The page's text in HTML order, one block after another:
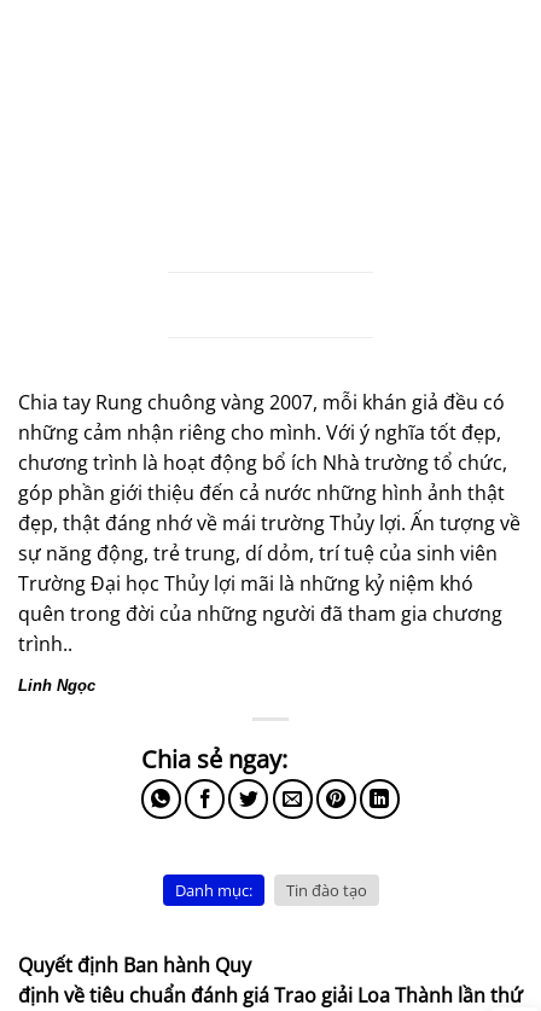
Chia tay Rung chuông vàng 2007, mỗi khán giả đều có
những cảm nhận riêng cho mình. Với ý nghĩa tốt đẹp,
chương trình là hoạt động bổ ích Nhà trường tổ chức,
góp phần giới thiệu đến cả nước những hình ảnh thật
đẹp, thật đáng nhớ về mái trường Thủy lợi. Ấn tượng về
sự năng động, trẻ trung, dí dỏm, trí tuệ của sinh viên
Trường Đại học Thủy lợi mãi là những kỷ niệm khó
quên trong đời của những người đã tham gia chương
trình..
Linh Ngọc
Danh mục: Tin đào tạo
Quyết định Ban hành Quy
định về tiêu chuẩn đánh giáTrao giải Loa Thành lần thứ